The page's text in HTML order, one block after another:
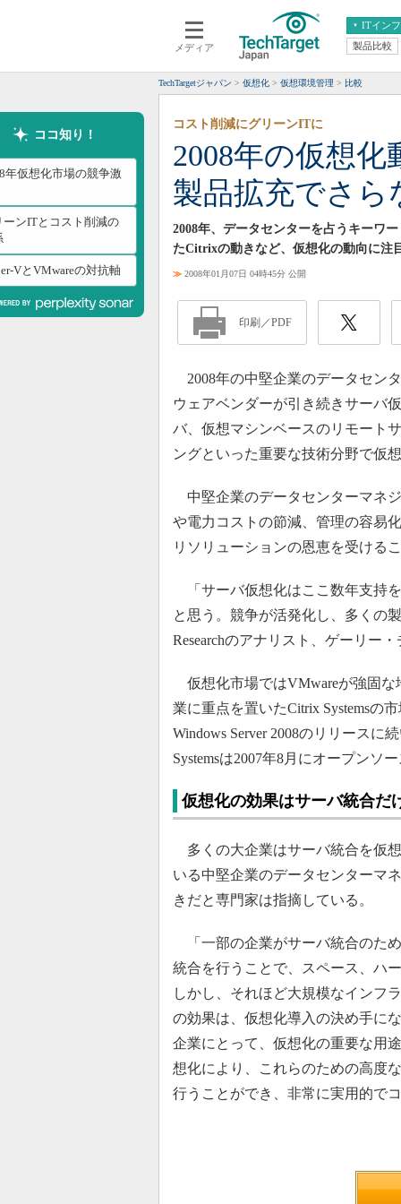
メディア
ITイン
クラウド
スマートモバイル
ネットワーク
システム運用管理
エンタープライ
ERP
情報系システム
製品比較
TechTargetジャパン 仮想化 仮想環境管理 比較
ココ知り！
年仮想化市場の競争激
ーンITとコスト削減の
VとVMwareの対抗軸
2008年の仮想
製品拡充でさら
コスト削減にグリーンITに
2008年、データセンターを占うキーワ
たCitrixの動きなど、仮想化の動向に注
≫ 2008年01月07日 04時45分 公開
印刷／PDF
2008年の中堅企業のデータセン
ウェアベンダーが引き続きサーバ
バ、仮想マシンベースのリモート
ングといった重要な技術分野で仮
中堅企業のデータセンターマネ
や電力コストの節減、管理の容易
リソリューションの恩恵を受ける
「サーバ仮想化はここ数年支持
と思う。競争が活発化し、多くの
Researchのアナリスト、ゲーリー
仮想化市場ではVMwareが強固な
業に重点を置いたCitrix Systemsの
Windows Server 2008のリリースに
Systemsは2007年8月にオープンソ
仮想化の効果はサーバ統合だ
多くの大企業はサーバ統合を仮
いる中堅企業のデータセンターマ
きだと専門家は指摘している。
「一部の企業がサーバ統合のた
統合を行うことで、スペース、ハ
しかし、それほど大規模なインフ
の効果は、仮想化導入の決め手に
企業にとって、仮想化の重要な用
想化により、これらのための高度
行うことができ、非常に実用的で